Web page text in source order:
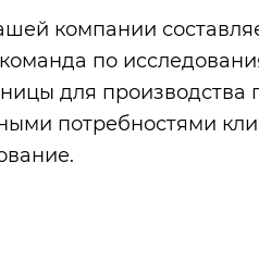
компании
по
для производства
потребностями